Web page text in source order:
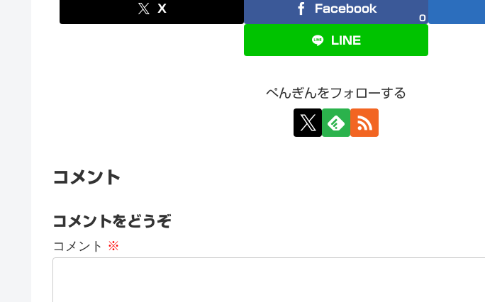
X Facebook
0
LINE
ぺんぎんをフォローする
コメント
コメントをどうぞ
コメント ※